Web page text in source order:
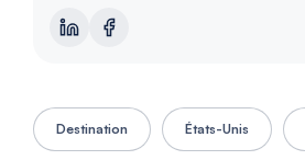
Destination États-Unis